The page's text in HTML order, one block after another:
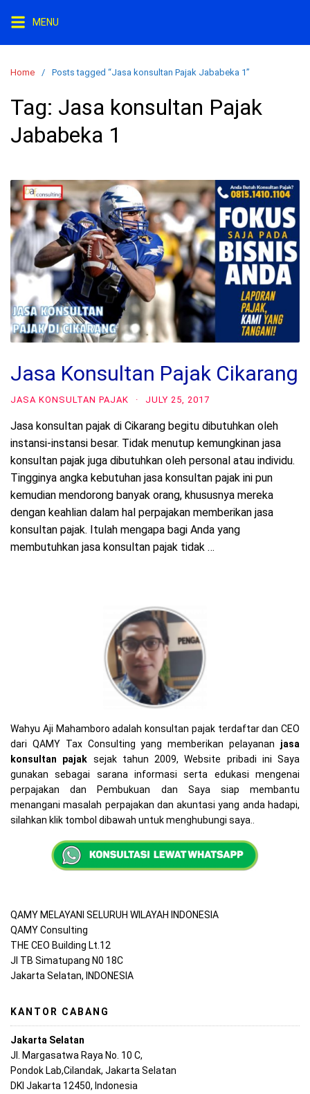
i
MENU
Home Posts tagged “Jasa konsultan Pajak Jababeka 1”
Tag: Jasa konsultan Pajak
Jababeka 1
Jasa Konsultan Pajak Cikarang
JASA KONSULTAN PAJAK · JULY 25, 2017
Jasa konsultan pajak di Cikarang begitu dibutuhkan oleh
instansi-instansi besar. Tidak menutup kemungkinan jasa
konsultan pajak juga dibutuhkan oleh personal atau individu.
Tingginya angka kebutuhan jasa konsultan pajak ini pun
kemudian mendorong banyak orang, khususnya mereka
dengan keahlian dalam hal perpajakan memberikan jasa
konsultan pajak. Itulah mengapa bagi Anda yang
membutuhkan jasa konsultan pajak tidak …
Wahyu Aji Mahamboro adalah konsultan pajak terdaftar dan CEO
dari QAMY Tax Consulting yang memberikan pelayanan jasa
konsultan pajak sejak tahun 2009, Website pribadi ini Saya
gunakan sebagai sarana informasi serta edukasi mengenai
perpajakan dan Pembukuan dan Saya siap membantu
menangani masalah perpajakan dan akuntasi yang anda hadapi,
silahkan klik tombol dibawah untuk menghubungi saya..
QAMY MELAYANI SELURUH WILAYAH INDONESIA
QAMY Consulting
THE CEO Building Lt.12
Jl TB Simatupang N0 18C
Jakarta Selatan, INDONESIA
KANTOR CABANG
Jakarta Selatan
Jl. Margasatwa Raya No. 10 C,
Pondok Lab,Cilandak, Jakarta Selatan
DKI Jakarta 12450, Indonesia